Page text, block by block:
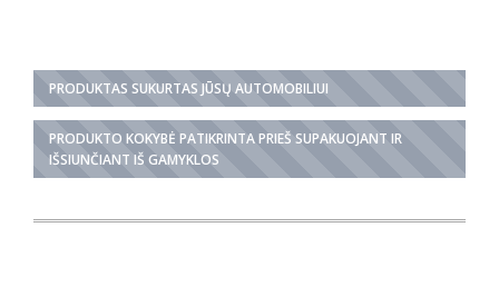
PRODUKTAS SUKURTAS JŪSŲ AUTOMOBILIUI
PRODUKTO KOKYBĖ PATIKRINTA PRIEŠ SUPAKUOJANT IR
IŠSIUNČIANT IŠ GAMYKLOS